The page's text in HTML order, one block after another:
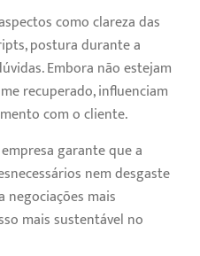
como clareza das
postura durante a
Embora não estejam
recuperado, influenciam
com o cliente.
empresa garante que a
nem desgaste
negociações mais
mais sustentável no